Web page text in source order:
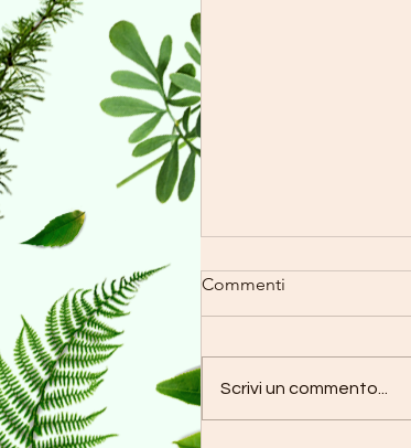
Commenti
Scrivi un commento...